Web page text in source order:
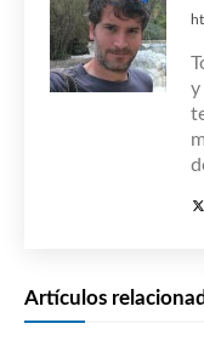
y
Artículos